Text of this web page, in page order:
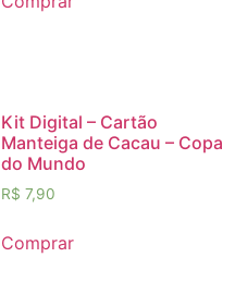
Kit Digital – Cartão
Manteiga de Cacau – Copa
do Mundo
R$ 7,90
Comprar